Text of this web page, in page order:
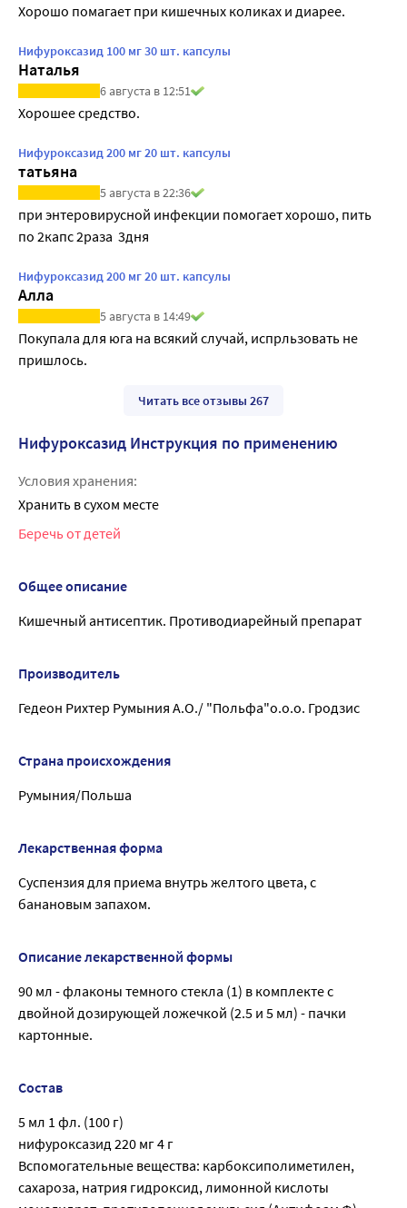
Хорошо помагает при кишечных коликах и диарее.
Нифуроксазид 100 мг 30 шт. капсулы
Наталья
6 августа в 12:51
Хорошее средство.
Нифуроксазид 200 мг 20 шт. капсулы
татьяна
5 августа в 22:36
при энтеровирусной инфекции помогает хорошо, пить
по 2капс 2раза  3дня
Нифуроксазид 200 мг 20 шт. капсулы
Алла
5 августа в 14:49
Покупала для юга на всякий случай, испрльзовать не
пришлось.
Читать все отзывы 267
Нифуроксазид Инструкция по применению
Условия хранения:
Хранить в сухом месте
Беречь от детей
Общее описание
Кишечный антисептик. Противодиарейный препарат
Производитель
Гедеон Рихтер Румыния А.О./ "Польфа"о.о.о. Гродзис
Страна происхождения
Румыния/Польша
Лекарственная форма
Суспензия для приема внутрь желтого цвета, с
банановым запахом.
Описание лекарственной формы
90 мл - флаконы темного стекла (1) в комплекте с
двойной дозирующей ложечкой (2.5 и 5 мл) - пачки
картонные.
Состав
5 мл 1 фл. (100 г)
нифуроксазид 220 мг 4 г
Вспомогательные вещества: карбоксиполиметилен,
сахароза, натрия гидроксид, лимонной кислоты